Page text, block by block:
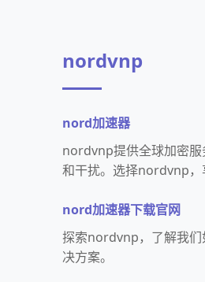
nordvnp
nord加速器
nordvnp提供全球加密服
和干扰。选择nordvnp，
nord加速器下载官网
探索nordvnp，了解我们
决方案。